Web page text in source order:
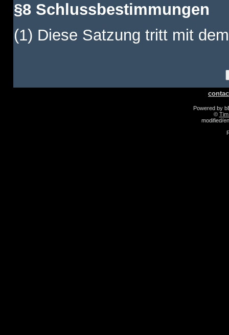
§8 Schlussbestimmungen
(1) Diese Satzung tritt mit
Powered by
©
modified/